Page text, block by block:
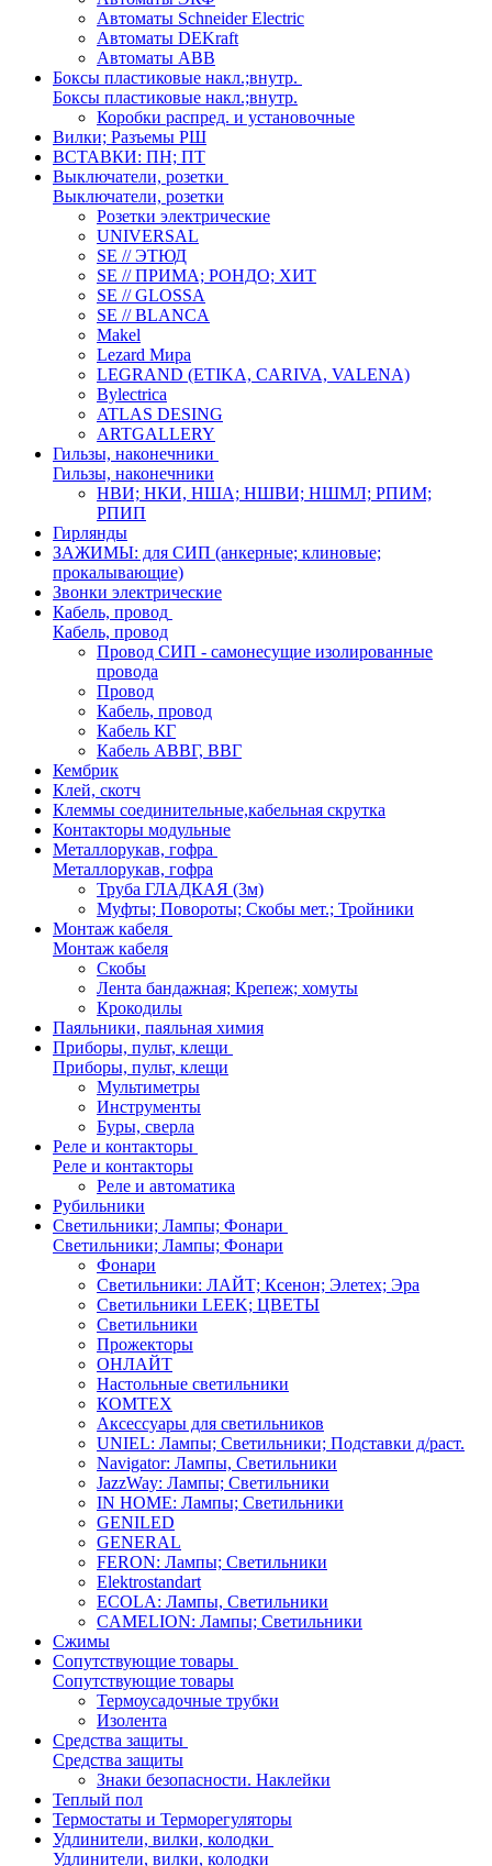
Автоматы Schneider Electric
Автоматы DEKraft
Автоматы ABB
Боксы пластиковые накл.;внутр.
Боксы пластиковые накл.;внутр.
Коробки распред. и установочные
Вилки; Разъемы РШ
ВСТАВКИ: ПН; ПТ
Выключатели, розетки
Выключатели, розетки
Розетки электрические
UNIVERSAL
SE // ЭТЮД
SE // ПРИМА; РОНДО; ХИТ
SE // GLOSSA
SE // BLANCA
Makel
Lezard Мира
LEGRAND (ETIKA, CARIVA, VALENA)
Bylectrica
ATLAS DESING
ARTGALLERY
Гильзы, наконечники
Гильзы, наконечники
НВИ; НКИ, НША; НШВИ; НШМЛ; РПИМ;
РПИП
Гирлянды
ЗАЖИМЫ: для СИП (анкерные; клиновые;
прокалывающие)
Звонки электрические
Кабель, провод
Кабель, провод
Провод СИП - самонесущие изолированные
провода
Провод
Кабель, провод
Кабель КГ
Кабель АВВГ, ВВГ
Кембрик
Клей, скотч
Клеммы соединительные,кабельная скрутка
Контакторы модульные
Металлорукав, гофра
Металлорукав, гофра
Труба ГЛАДКАЯ (3м)
Муфты; Повороты; Скобы мет.; Тройники
Монтаж кабеля
Монтаж кабеля
Скобы
Лента бандажная; Крепеж; хомуты
Крокодилы
Паяльники, паяльная химия
Приборы, пульт, клещи
Приборы, пульт, клещи
Мультиметры
Инструменты
Буры, сверла
Реле и контакторы
Реле и контакторы
Реле и автоматика
Рубильники
Светильники; Лампы; Фонари
Светильники; Лампы; Фонари
Фонари
Светильники: ЛАЙТ; Ксенон; Элетех; Эра
Светильники LEEK; ЦВЕТЫ
Светильники
Прожекторы
ОНЛАЙТ
Настольные светильники
КОМТЕХ
Аксессуары для светильников
UNIEL: Лампы; Светильники; Подставки д/раст.
Navigator: Лампы, Светильники
JazzWay: Лампы; Светильники
IN HOME: Лампы; Светильники
GENILED
GENERAL
FERON: Лампы; Светильники
Elektrostandart
ECOLA: Лампы, Светильники
CAMELION: Лампы; Светильники
Сжимы
Сопутствующие товары
Сопутствующие товары
Термоусадочные трубки
Изолента
Средства защиты
Средства защиты
Знаки безопасности. Наклейки
Теплый пол
Термостаты и Терморегуляторы
Удлинители, вилки, колодки
Удлинители, вилки, колодки